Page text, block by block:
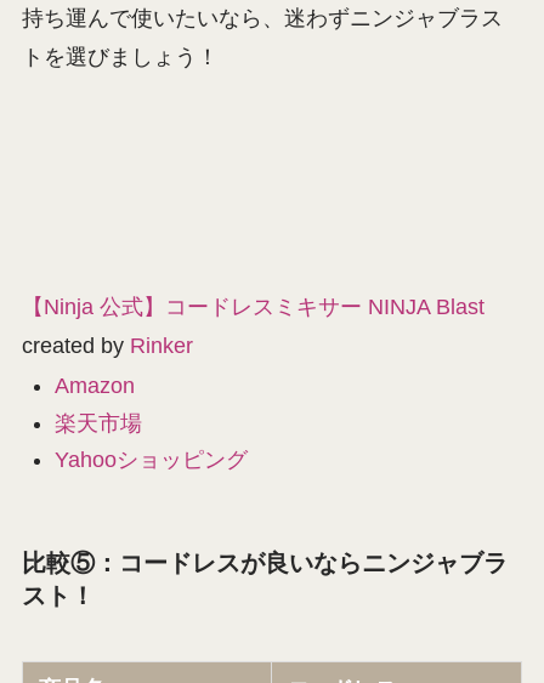
持ち運んで使いたいなら、迷わずニンジャブラス
トを選びましょう！
【Ninja 公式】コードレスミキサー NINJA Blast
created by Rinker
Amazon
楽天市場
Yahooショッピング
比較⑤：コードレスが良いならニンジャブラ
スト！